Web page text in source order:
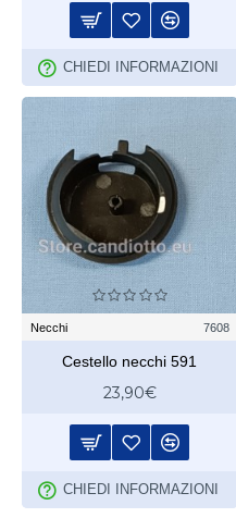
CHIEDI INFORMAZIONI
Necchi 7608
Cestello necchi 591
23,90€
CHIEDI INFORMAZIONI